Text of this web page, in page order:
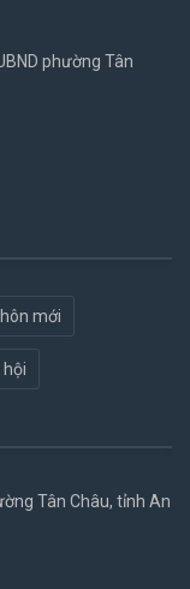
phường Tân
mới
hội
Tân Châu, tỉnh An